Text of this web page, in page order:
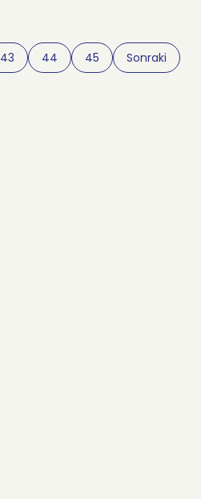
43 44 45 Sonraki